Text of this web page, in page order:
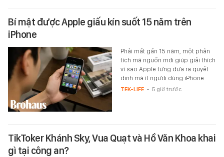
Bí mật được Apple giấu kín suốt 15 năm trên
iPhone
Phải mất gần 15 năm, một phân
tích mã nguồn mới giúp giải thích
vì sao Apple từng đưa ra quyết
định mà ít người dùng iPhone…
TEK-LIFE - 5 giờ trước
TikToker Khánh Sky, Vua Quạt và Hồ Văn Khoa khai
gì tại công an?